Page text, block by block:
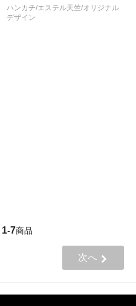
ハンカチ/エステル天竺/オリジナル
デザイン
1-7商品
次へ